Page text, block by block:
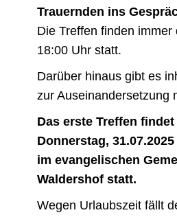
Trauernden ins
Die Treffen finden immer
18:00 Uhr statt.
Darüber hinaus gibt es
zur Auseinandersetzung
Das erste Treffen findet
Donnerstag,
im evangelischen
Waldershof statt.
Wegen Urlaubszeit fällt